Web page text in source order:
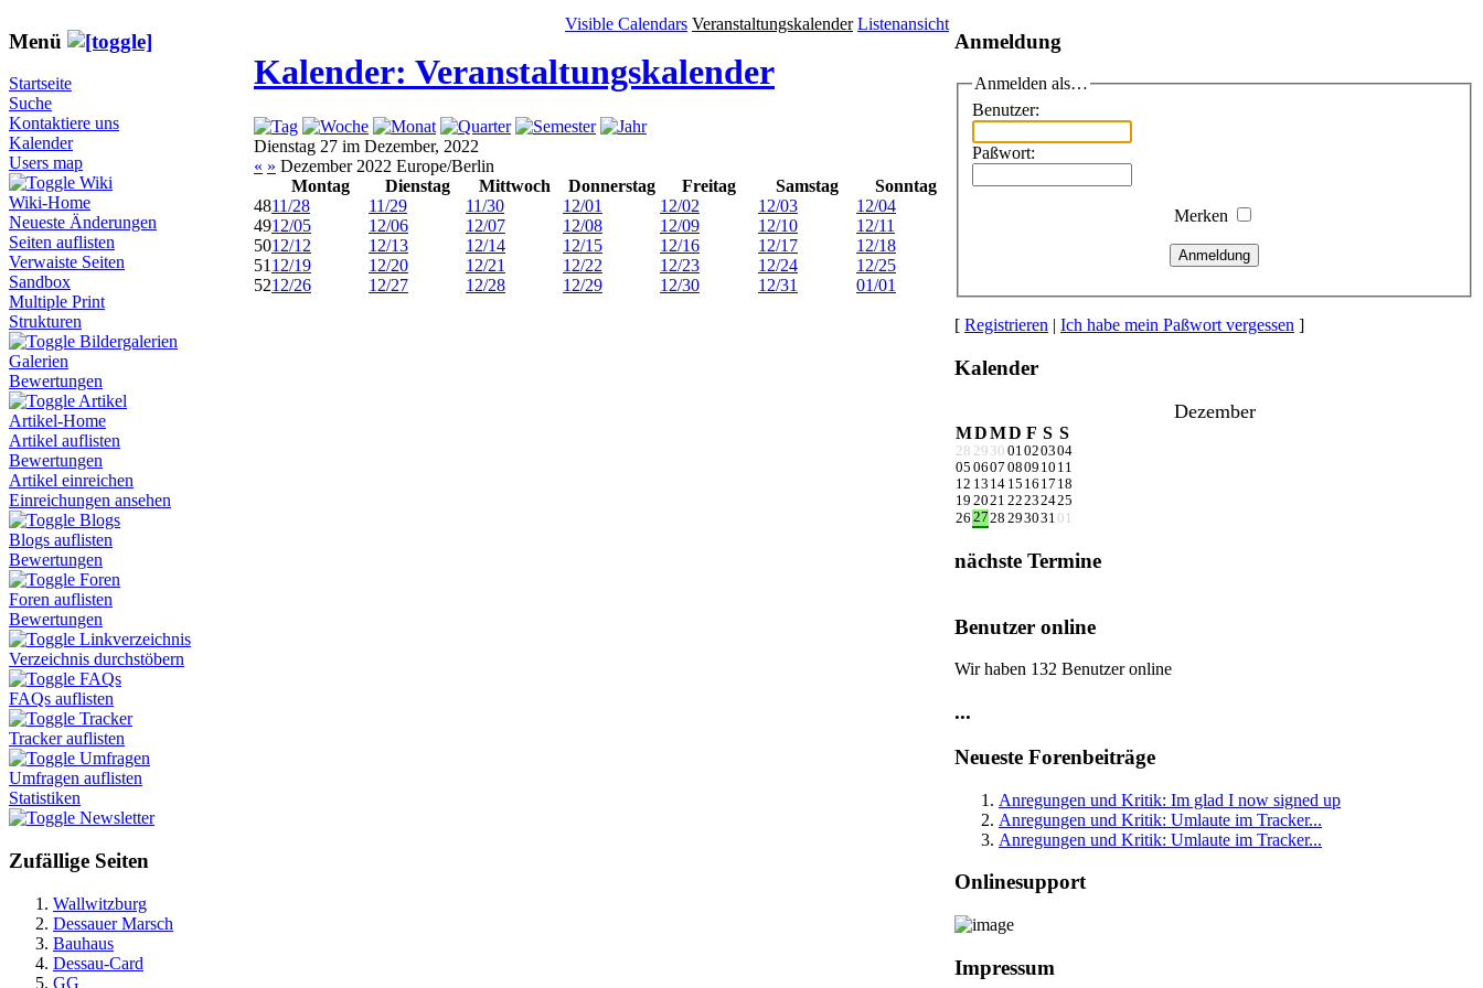
Menü
Startseite
Suche
Kontaktiere uns
Kalender
Users map
Wiki
Wiki-Home
Neueste Änderungen
Seiten auflisten
Verwaiste Seiten
Sandbox
Multiple Print
Strukturen
Bildergalerien
Galerien
Bewertungen
Artikel
Artikel-Home
Artikel auflisten
Bewertungen
Artikel einreichen
Einreichungen ansehen
Blogs
Blogs auflisten
Bewertungen
Foren
Foren auflisten
Bewertungen
Linkverzeichnis
Verzeichnis durchstöbern
FAQs
FAQs auflisten
Tracker
Tracker auflisten
Umfragen
Umfragen auflisten
Statistiken
Newsletter
Zufällige Seiten
Wallwitzburg
Dessauer Marsch
Bauhaus
Dessau-Card
GG
Visible Calendars Veranstaltungskalender Listenansicht
Kalender: Veranstaltungskalender
Dienstag 27 im Dezember, 2022
« » Dezember 2022 Europe/Berlin
Montag
Dienstag Mittwoch Donnerstag Freitag Samstag
Sonntag
4811/28 11/29 11/30 12/01 12/02 12/03
12/04
4912/05 12/06 12/07 12/08 12/09 12/10
12/11
5012/12 12/13 12/14 12/15 12/16 12/17
12/18
51 12/19 12/20 12/21 12/22 12/23 12/24
12/25
5212/26 12/27 12/28 12/29 12/30 12/31 01/01
Anmeldung
Anmelden als…
Benutzer:
Paßwort:
Merken
Anmeldung
[ Registrieren | Ich habe mein Paßwort vergessen ]
Kalender
Dezember
MDMD F S S
28 29 30 01020304
05 0607 0809 10 11
12 13 14 15 16 17 18
19 2021 22232425
26 2728 293031 01
nächste Termine
Benutzer online
Wir haben 132 Benutzer online
...
Neueste Forenbeiträge
Anregungen und Kritik: Im glad I now signed up
Anregungen und Kritik: Umlaute im Tracker...
Anregungen und Kritik: Umlaute im Tracker...
Onlinesupport
Impressum